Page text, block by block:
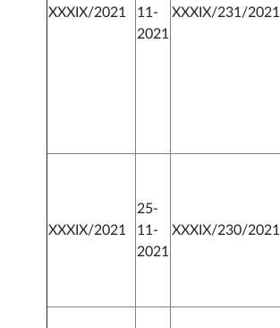
XXXIX/2021
11-
2021
XXXIX/231/2021
XXXIX/2021
25-
11-
2021
XXXIX/230/2021